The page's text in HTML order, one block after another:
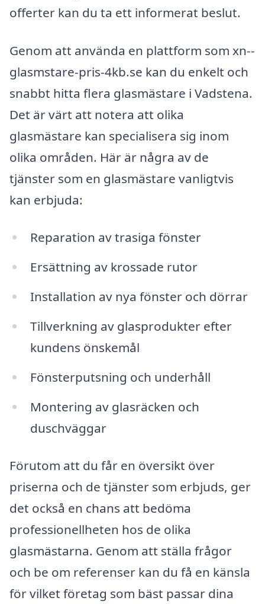
offerter kan du ta ett informerat beslut.
Genom att använda en plattform som xn--
glasmstare-pris-4kb.se kan du enkelt och
snabbt hitta flera glasmästare i Vadstena.
Det är värt att notera att olika
glasmästare kan specialisera sig inom
olika områden. Här är några av de
tjänster som en glasmästare vanligtvis
kan erbjuda:
Reparation av trasiga fönster
Ersättning av krossade rutor
Installation av nya fönster och dörrar
Tillverkning av glasprodukter efter
kundens önskemål
Fönsterputsning och underhåll
Montering av glasräcken och
duschväggar
Förutom att du får en översikt över
priserna och de tjänster som erbjuds, ger
det också en chans att bedöma
professionellheten hos de olika
glasmästarna. Genom att ställa frågor
och be om referenser kan du få en känsla
för vilket företag som bäst passar dina